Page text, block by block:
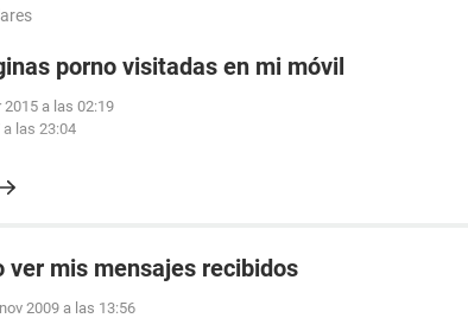
porno visitadas en mi móvil
2015 a las 02:19
las 23:04
ver mis mensajes recibidos
2009 a las 13:56